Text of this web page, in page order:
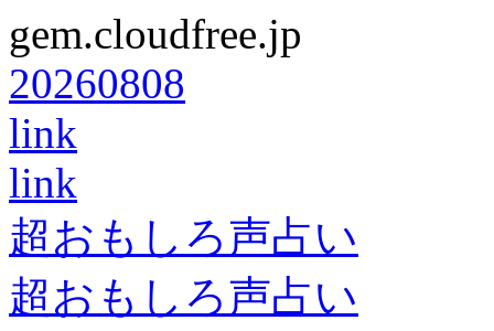
gem.cloudfree.jp
20260808
link
link
超おもしろ声占い
超おもしろ声占い